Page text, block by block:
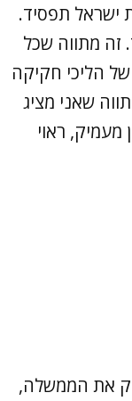
ישראל תפסיד.
זה מתווה שכל
של הליכי חקיקה
שאני מציג
מעמיק, ראוי
את הממשלה,